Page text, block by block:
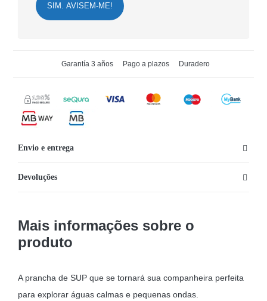
SIM. AVISEM-ME!
Garantía 3 años Pago a plazos Duradero
Envio e entrega
Devoluções
Mais informações sobre o
produto
A prancha de SUP que se tornará sua companheira perfeita
para explorar águas calmas e pequenas ondas.